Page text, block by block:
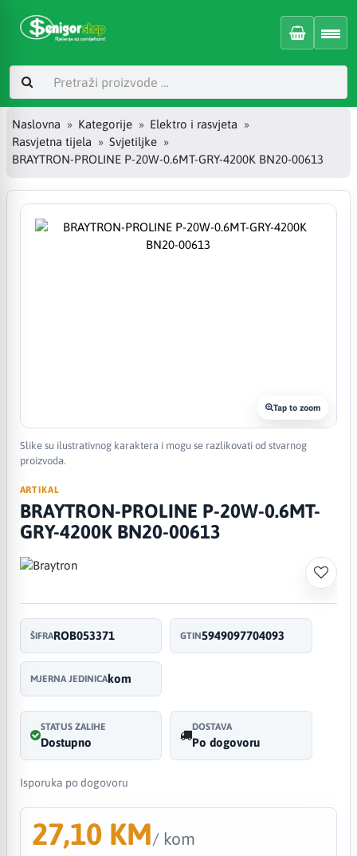
Naslovna Kategorije
Elektro i rasvjeta
Rasvjetna tijela
Svjetiljke
BRAYTRON-PROLINE P-20W-0.6MT-GRY-4200K BN20-00613
Tap to zoom
Slike su ilustrativnog karaktera i mogu se razlikovati od stvarnog
proizvoda.
ARTIKAL
BRAYTRON-PROLINE P-20W-0.6MT-
GRY-4200K BN20-00613
ŠIFRAROB053371 GTIN5949097704093
MJERNA JEDINICAkom
STATUS ZALIHE
Dostupno
DOSTAVA
Po dogovoru
Isporuka po dogovoru
27,10 KM/ kom